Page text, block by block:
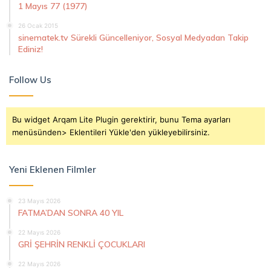
1 Mayıs 77 (1977)
26 Ocak 2015
sinematek.tv Sürekli Güncelleniyor, Sosyal Medyadan Takip
Ediniz!
Follow Us
Bu widget Arqam Lite Plugin gerektirir, bunu Tema ayarları
menüsünden> Eklentileri Yükle'den yükleyebilirsiniz.
Yeni Eklenen Filmler
23 Mayıs 2026
FATMA’DAN SONRA 40 YIL
22 Mayıs 2026
GRİ ŞEHRİN RENKLİ ÇOCUKLARI
22 Mayıs 2026